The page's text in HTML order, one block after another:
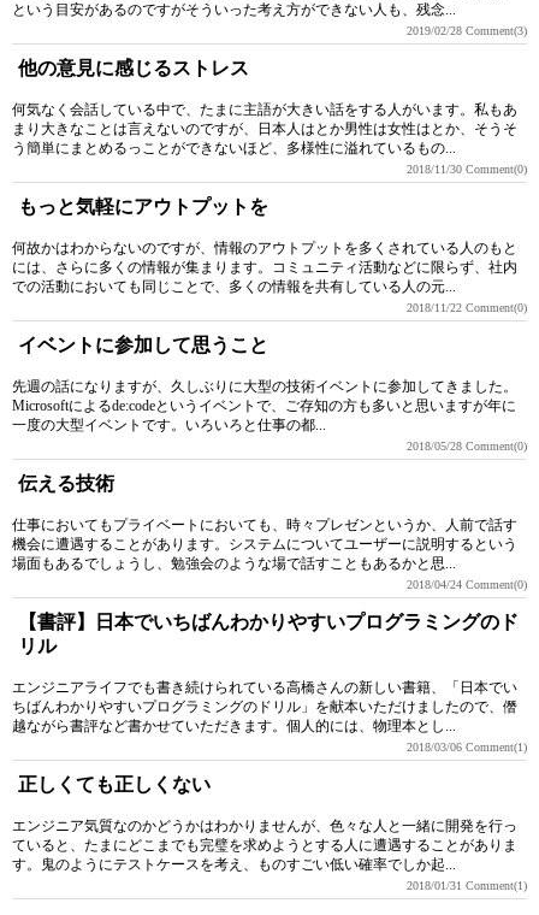
という目安があるのですがそういった考え方ができない人も、残念...
2019/02/28 Comment(3)
他の意見に感じるストレス
何気なく会話している中で、たまに主語が大きい話をする人がいます。私もあ
まり大きなことは言えないのですが、日本人はとか男性は女性はとか、そうそ
う簡単にまとめるっことができないほど、多様性に溢れているもの...
2018/11/30 Comment(0)
もっと気軽にアウトプットを
何故かはわからないのですが、情報のアウトプットを多くされている人のもと
には、さらに多くの情報が集まります。コミュニティ活動などに限らず、社内
での活動においても同じことで、多くの情報を共有している人の元...
2018/11/22 Comment(0)
イベントに参加して思うこと
先週の話になりますが、久しぶりに大型の技術イベントに参加してきました。
Microsoftによるde:codeというイベントで、ご存知の方も多いと思いますが年に
一度の大型イベントです。いろいろと仕事の都...
2018/05/28 Comment(0)
伝える技術
仕事においてもプライベートにおいても、時々プレゼンというか、人前で話す
機会に遭遇することがあります。システムについてユーザーに説明するという
場面もあるでしょうし、勉強会のような場で話すこともあるかと思...
2018/04/24 Comment(0)
【書評】日本でいちばんわかりやすいプログラミングのド
リル
エンジニアライフでも書き続けられている高橋さんの新しい書籍、「日本でい
ちばんわかりやすいプログラミングのドリル」を献本いただけましたので、僭
越ながら書評など書かせていただきます。個人的には、物理本とし...
2018/03/06 Comment(1)
正しくても正しくない
エンジニア気質なのかどうかはわかりませんが、色々な人と一緒に開発を行っ
ていると、たまにどこまでも完璧を求めようとする人に遭遇することがありま
す。鬼のようにテストケースを考え、ものすごい低い確率でしか起...
2018/01/31 Comment(1)